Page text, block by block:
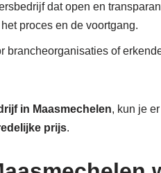
dat open en
proces en de voortgang.
of
in Maasmechelen, kun je
prijs.